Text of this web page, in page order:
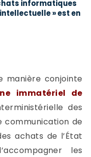
informatiques
» est en
manière conjointe
immatériel de
des
communication de
achats de l’État
les